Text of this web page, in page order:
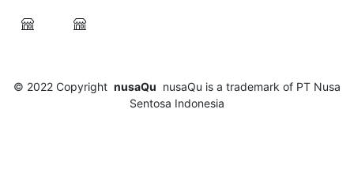
© 2022 Copyright nusaQu nusaQu is a trademark of PT Nusa
Sentosa Indonesia